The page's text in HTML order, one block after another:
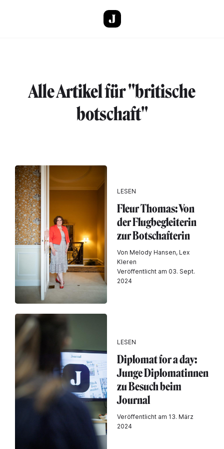
Alle Artikel für "britische
botschaft"
LESEN
Fleur Thomas: Von
der Flugbegleiterin
zur Botschafterin
Von Melody Hansen, Lex
Kleren
Veröffentlicht am 03. Sept.
2024
LESEN
Diplomat for a day:
Junge Diplomatinnen
zu Besuch beim
Journal
Veröffentlicht am 13. März
2024